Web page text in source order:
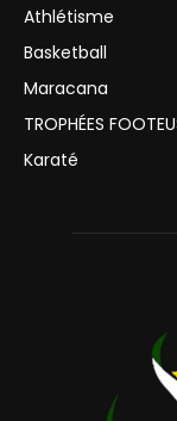
Athlétisme
Basketball
Maracana
TROPHÉES
Karaté